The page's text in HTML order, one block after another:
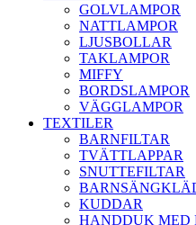
GOLVLAMPOR
NATTLAMPOR
LJUSBOLLAR
TAKLAMPOR
MIFFY
BORDSLAMPOR
VÄGGLAMPOR
TEXTILER
BARNFILTAR
TVÄTTLAPPAR
SNUTTEFILTAR
KUDDAR
HANDDUK MED